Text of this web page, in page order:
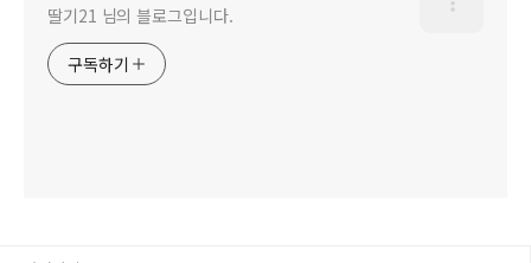
딸기21 님의 블로그입니다.
구독하기